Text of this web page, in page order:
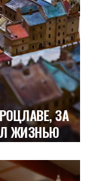
ЗА
ЖИЗНЬЮ